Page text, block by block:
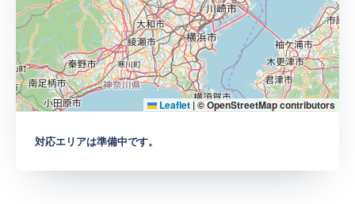
Leaflet |© OpenStreetMap contributors
対応エリアは準備中です。